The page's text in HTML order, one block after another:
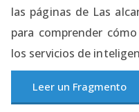
las páginas de Las
para comprender
los servicios de
Leer un Fragmento